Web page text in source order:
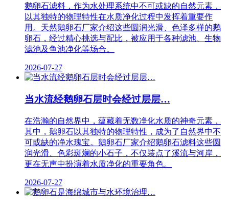
鹅卵石滤料，作为水处理系统中不可或缺的自然元素，
以其独特的物理特性在水质净化过程中发挥着重要作
用。天然鹅卵石厂家介绍这些圆润光滑、色泽多样的鹅
卵石，经过精心挑选与配比，被应用于各种滤池、生物
滤池及鱼池净化等场合。
2026-07-27
当水流经鹅卵石层时会经过层层…
在浩瀚的自然界中，蕴藏着无数净化水质的神奇元素，
其中，鹅卵石以其独特的物理特性，成为了自然界中不
可或缺的净水瑰宝。鹅卵石厂家介绍鹅卵石滤料这些圆
润光滑、色彩斑斓的小石子，不仅装点了溪流与河岸，
更在无声中扮演着水质净化的重要角色。
2026-07-27